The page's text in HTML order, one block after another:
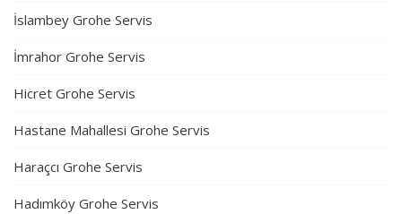
İslambey Grohe Servis
İmrahor Grohe Servis
Hicret Grohe Servis
Hastane Mahallesi Grohe Servis
Haraçcı Grohe Servis
Hadımköy Grohe Servis